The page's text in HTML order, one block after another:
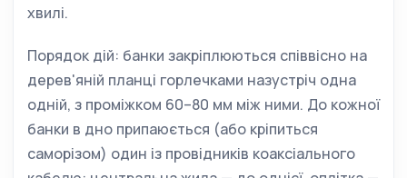
хвилі.
Порядок дій: банки закріплюються співвісно на
дерев'яній планці горлечками назустріч одна
одній, з проміжком 60–80 мм між ними. До кожної
банки в дно припаюється (або кріпиться
саморізом) один із провідників коаксіального